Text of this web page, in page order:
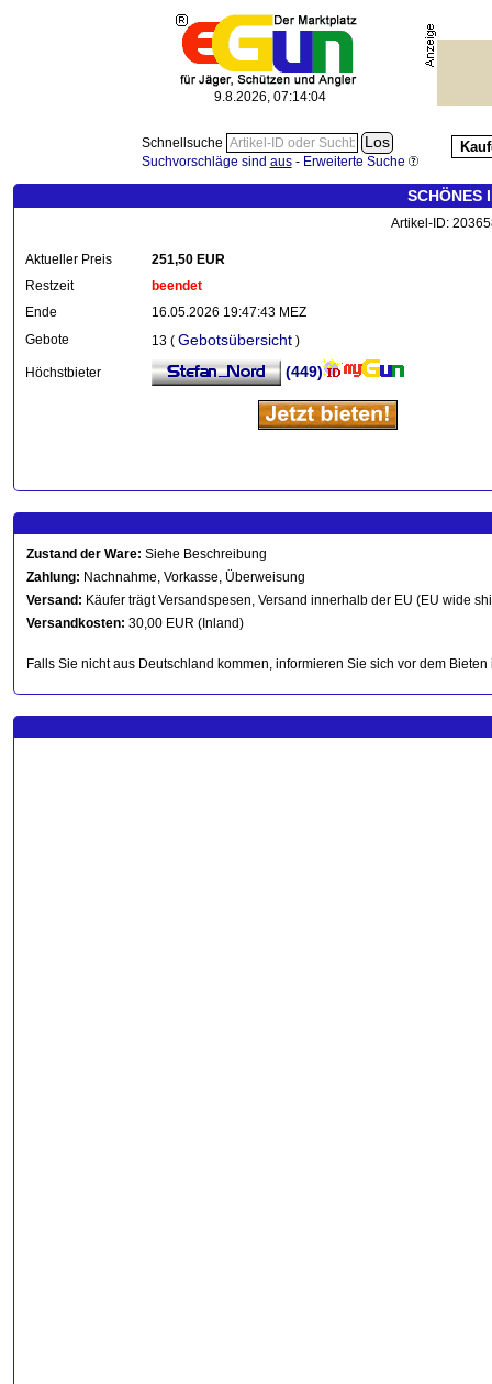
9.8.2026, 07:14:07
Schnellsuche
Suchvorschläge sind aus- Erweiterte Suche
SCHÖNES
Artikel-ID:
Aktueller Preis
251,50 EUR
Restzeit
beendet
Ende
16.05.2026 19:47:43 MEZ
Gebote
13 ( Gebotsübersicht )
Höchstbieter (449)
Zustand der Ware: Siehe Beschreibung
Zahlung: Nachnahme, Vorkasse, Überweisung
Versand: Käufer trägt Versandspesen, Versand innerhalb der EU (EU wide
Versandkosten: 30,00 EUR (Inland)
Falls Sie nicht aus Deutschland kommen, informieren Sie sich vor dem